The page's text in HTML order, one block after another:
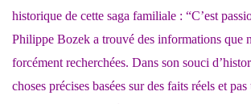
historique de cette saga familiale : “C’est
Philippe Bozek a trouvé des informations que
forcément recherchées. Dans son souci
choses précises basées sur des faits réels et